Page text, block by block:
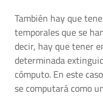
También hay que
temporales que se
decir, hay que tener
determinada
cómputo. En este
se computará como